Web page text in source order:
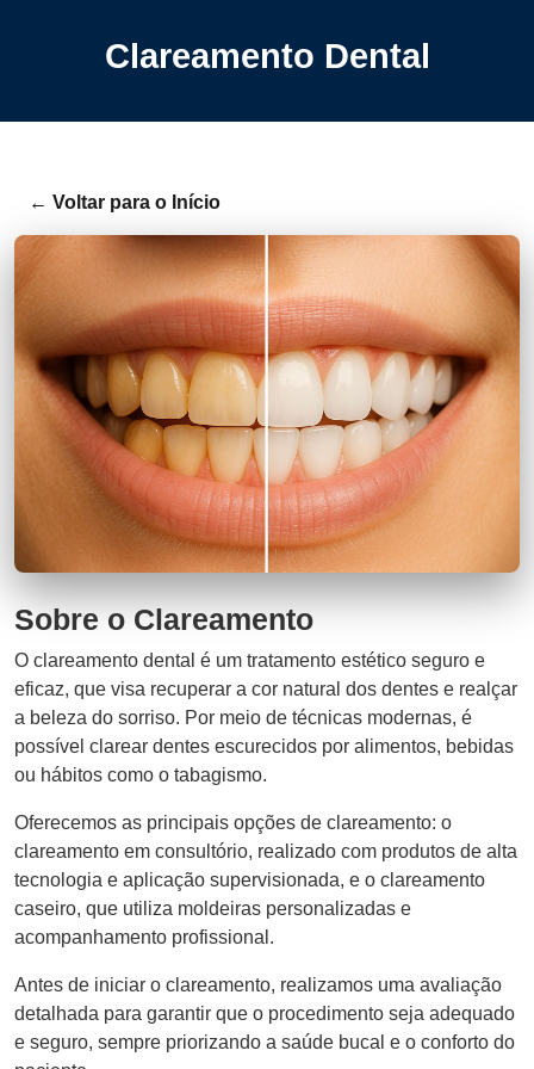
Clareamento Dental
← Voltar para o Início
Sobre o Clareamento
O clareamento dental é um tratamento estético seguro e
eficaz, que visa recuperar a cor natural dos dentes e realçar
a beleza do sorriso. Por meio de técnicas modernas, é
possível clarear dentes escurecidos por alimentos, bebidas
ou hábitos como o tabagismo.
Oferecemos as principais opções de clareamento: o
clareamento em consultório, realizado com produtos de alta
tecnologia e aplicação supervisionada, e o clareamento
caseiro, que utiliza moldeiras personalizadas e
acompanhamento profissional.
Antes de iniciar o clareamento, realizamos uma avaliação
detalhada para garantir que o procedimento seja adequado
e seguro, sempre priorizando a saúde bucal e o conforto do